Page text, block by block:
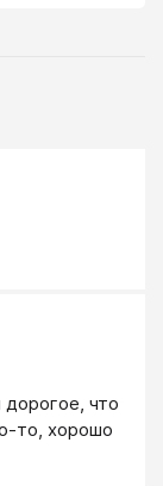
что
то, хорошо